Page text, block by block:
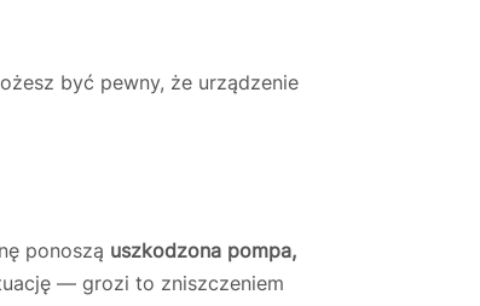
być pewny, że urządzenie
ponoszą uszkodzona pompa,
— grozi to zniszczeniem